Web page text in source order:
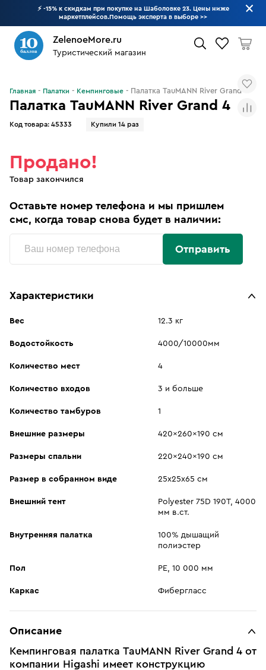
⚡ -15% к скидкам при покупке на Шаболовке 23. Цены ниже
маркетплейсов.Помощь эксперта в выборе >>
ZelenoeMore.ru
Туристический магазин
Палатка TauMANN River Grand 4
Код товара: 45333 Купили 14 раз
Главная Палатки Кемпинговые Палатка TauMANN River Grand 4
Продано!
Товар закончился
Оставьте номер телефона и мы пришлем
смс, когда товар снова будет в наличии:
Отправить
Характеристики
Вес 12.3 кг
Водостойкость 4000/10000мм
Количество мест 4
Количество входов 3 и больше
Количество тамбуров 1
Внешние размеры 420x260x190 см
Размеры спальни 220x240x190 см
Размер в собранном виде 25х25х65 см
Внешний тент
Polyester 75D 190T, 4000
мм в.ст.
Внутренняя палатка
100% дышащий
полиэстер
Пол PE, 10 000 мм
Каркас Фибергласс
Описание
Кемпинговая палатка TauMANN River Grand 4 от
компании Higashi имеет конструкцию